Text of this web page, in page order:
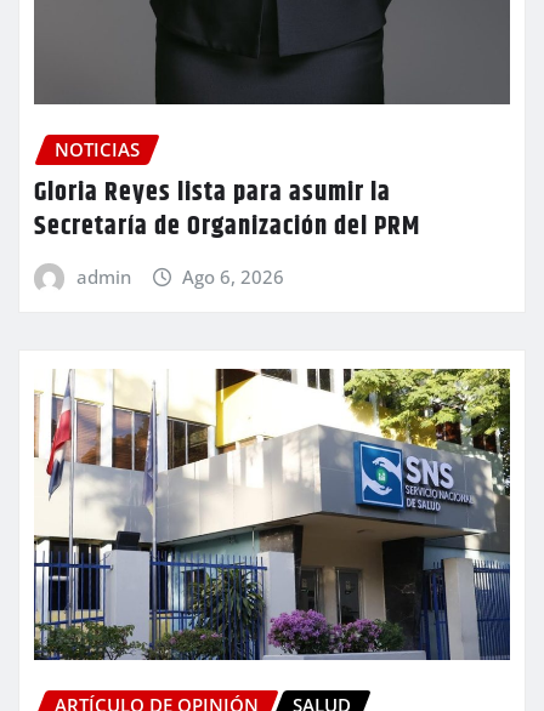
NOTICIAS
Gloria Reyes lista para asumir la
Secretaría de Organización del PRM
admin Ago 6, 2026
ARTÍCULO DE OPINIÓN SALUD